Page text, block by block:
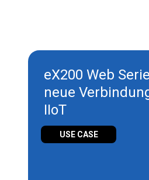
eX200 Web
neue
IIoT
USE CASE